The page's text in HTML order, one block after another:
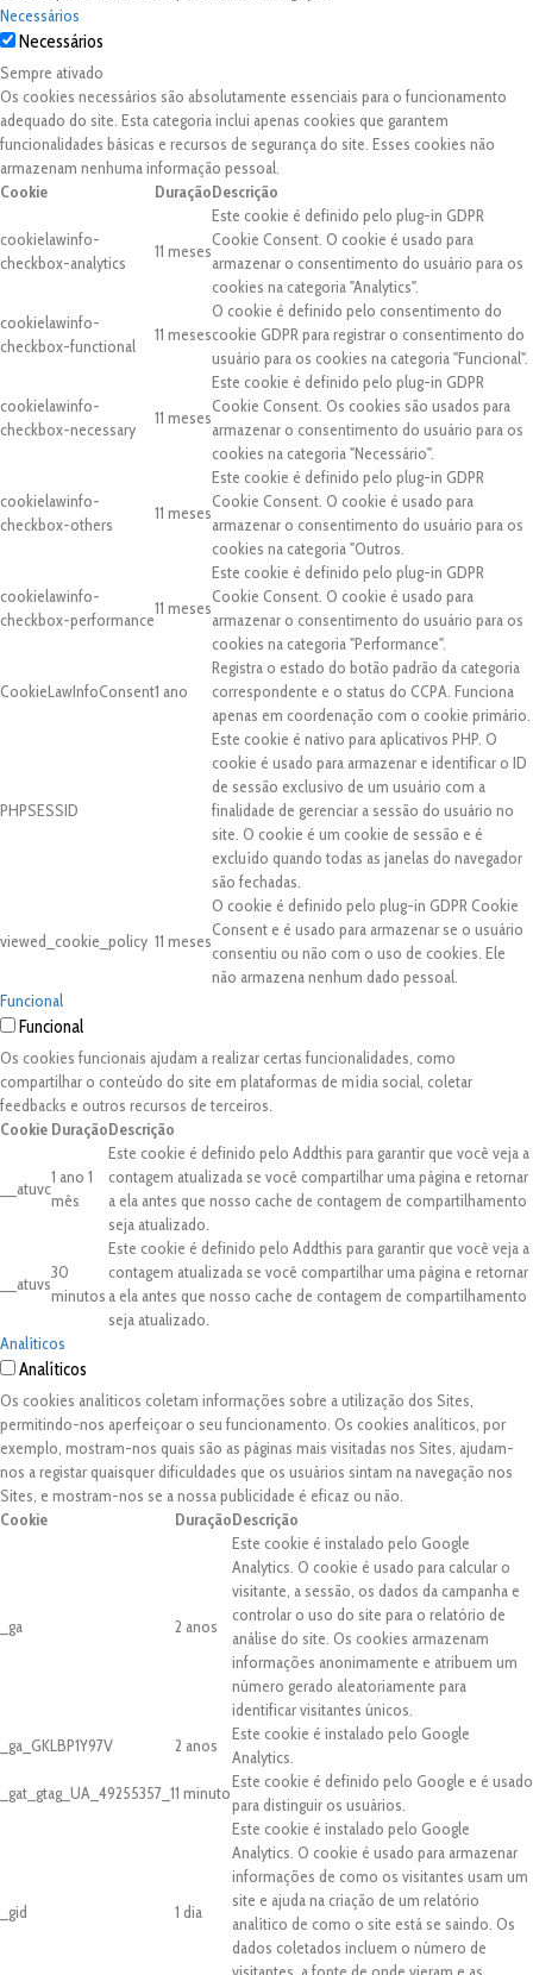
Necessários
Necessários
Sempre ativado
Os cookies necessários são absolutamente essenciais para o funcionamento
adequado do site. Esta categoria inclui apenas cookies que garantem
funcionalidades básicas e recursos de segurança do site. Esses cookies não
armazenam nenhuma informação pessoal.
Cookie
DuraçãoDescrição
cookielawinfo-
checkbox-analytics
11 meses
Este cookie é definido pelo plug-in GDPR
Cookie Consent. O cookie é usado para
armazenar o consentimento do usuário para os
cookies na categoria "Analytics".
cookielawinfo-
checkbox-functional
11 meses
O cookie é definido pelo consentimento do
cookie GDPR para registrar o consentimento do
usuário para os cookies na categoria "Funcional".
cookielawinfo-
checkbox-necessary
11 meses
Este cookie é definido pelo plug-in GDPR
Cookie Consent. Os cookies são usados para
armazenar o consentimento do usuário para os
cookies na categoria "Necessário".
cookielawinfo-
checkbox-others
11 meses
Este cookie é definido pelo plug-in GDPR
Cookie Consent. O cookie é usado para
armazenar o consentimento do usuário para os
cookies na categoria "Outros.
cookielawinfo-
checkbox-performance
11 meses
Este cookie é definido pelo plug-in GDPR
Cookie Consent. O cookie é usado para
armazenar o consentimento do usuário para os
cookies na categoria "Performance".
CookieLawInfoConsent1 ano
Registra o estado do botão padrão da categoria
correspondente e o status do CCPA. Funciona
apenas em coordenação com o cookie primário.
PHPSESSID
Este cookie é nativo para aplicativos PHP. O
cookie é usado para armazenar e identificar o ID
de sessão exclusivo de um usuário com a
finalidade de gerenciar a sessão do usuário no
site. O cookie é um cookie de sessão e é
excluído quando todas as janelas do navegador
são fechadas.
viewed_cookie_policy 11 meses
O cookie é definido pelo plug-in GDPR Cookie
Consent e é usado para armazenar se o usuário
consentiu ou não com o uso de cookies. Ele
não armazena nenhum dado pessoal.
Funcional
Funcional
Os cookies funcionais ajudam a realizar certas funcionalidades, como
compartilhar o conteúdo do site em plataformas de mídia social, coletar
feedbacks e outros recursos de terceiros.
Cookie DuraçãoDescrição
__atuvc
1 ano 1
mês
Este cookie é definido pelo Addthis para garantir que você veja a
contagem atualizada se você compartilhar uma página e retornar
a ela antes que nosso cache de contagem de compartilhamento
seja atualizado.
__atuvs
30
minutos
Este cookie é definido pelo Addthis para garantir que você veja a
contagem atualizada se você compartilhar uma página e retornar
a ela antes que nosso cache de contagem de compartilhamento
seja atualizado.
Analíticos
Analíticos
Os cookies analíticos coletam informações sobre a utilização dos Sites,
permitindo-nos aperfeiçoar o seu funcionamento. Os cookies analíticos, por
exemplo, mostram-nos quais são as páginas mais visitadas nos Sites, ajudam-
nos a registar quaisquer dificuldades que os usuários sintam na navegação nos
Sites, e mostram-nos se a nossa publicidade é eficaz ou não.
Cookie
DuraçãoDescrição
_ga 2 anos
Este cookie é instalado pelo Google
Analytics. O cookie é usado para calcular o
visitante, a sessão, os dados da campanha e
controlar o uso do site para o relatório de
análise do site. Os cookies armazenam
informações anonimamente e atribuem um
número gerado aleatoriamente para
identificar visitantes únicos.
_ga_GKLBP1Y97V
2 anos
Este cookie é instalado pelo Google
Analytics.
_gat_gtag_UA_49255357_11 minuto
Este cookie é definido pelo Google e é usado
para distinguir os usuários.
_gid 1 dia
Este cookie é instalado pelo Google
Analytics. O cookie é usado para armazenar
informações de como os visitantes usam um
site e ajuda na criação de um relatório
analítico de como o site está se saindo. Os
dados coletados incluem o número de